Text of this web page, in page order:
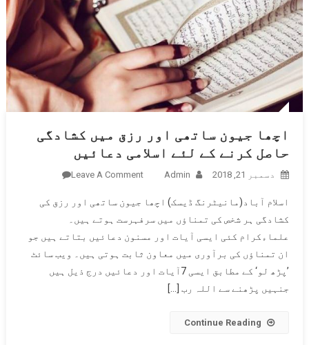
اچھا جیون ساتھی اور رزق میں کشادگی
حاصل کرنے کے لئے اسلامی دعائیں
دسمبر 21, 2018 Admin
Leave A Comment
ساتھی
میں
کشادگی
حاصل
اسلام آباد(مانیٹرنگ ڈیسک) اچھا جیون ساتھی اور رزق کی
کشادگی ہر شخص کی تمناﺅں میں سرفہرست ہوتے ہیں۔
علماءکرام کئی ایسی آیات اور مسنون دعائیں بتاتے ہیں جو
ان تمناﺅں کی برآوری میں معاون ثابت ہوتی ہیں۔ ویب سائٹ
’پڑھ لو‘ کے مطابق ایسی 7آیات اور دعائیں درج ذیل ہیں
جنہیں پڑھنے سے اللہ رب […]
Continue Reading